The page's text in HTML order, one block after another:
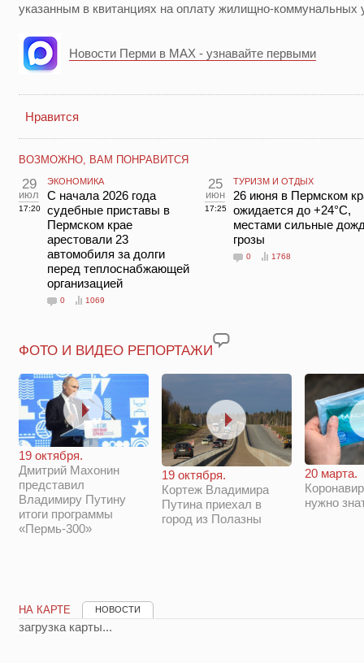
указанным в квитанциях на оплату жилищно-коммунальных
Новости Перми в MAX - узнавайте первыми
Нравится
ВОЗМОЖНО, ВАМ ПОНРАВИТСЯ
29
июл
17:20
ЭКОНОМИКА
С начала 2026 года
судебные приставы в
Пермском крае
арестовали 23
автомобиля за долги
перед теплоснабжающей
организацией
0 1069
25
июн
17:25
ТУРИЗМ И ОТДЫХ
26 июня в Пермском
ожидается до +24°C,
местами сильные
грозы
0 1768
ФОТО И ВИДЕО РЕПОРТАЖИ
19 октября.
Дмитрий Махонин
представил
Владимиру Путину
итоги программы
«Пермь-300»
19 октября.
Кортеж Владимира
Путина приехал в
город из Полазны
20 марта.
нужно
НА КАРТЕ НОВОСТИ
загрузка карты...